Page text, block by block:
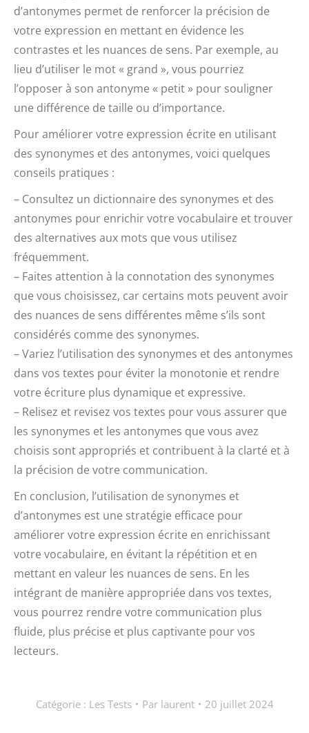
d’antonymes permet de renforcer la précision de
votre expression en mettant en évidence les
contrastes et les nuances de sens. Par exemple, au
lieu d’utiliser le mot « grand », vous pourriez
l’opposer à son antonyme « petit » pour souligner
une différence de taille ou d’importance.
Pour améliorer votre expression écrite en utilisant
des synonymes et des antonymes, voici quelques
conseils pratiques :
– Consultez un dictionnaire des synonymes et des
antonymes pour enrichir votre vocabulaire et trouver
des alternatives aux mots que vous utilisez
fréquemment.
– Faites attention à la connotation des synonymes
que vous choisissez, car certains mots peuvent avoir
des nuances de sens différentes même s’ils sont
considérés comme des synonymes.
– Variez l’utilisation des synonymes et des antonymes
dans vos textes pour éviter la monotonie et rendre
votre écriture plus dynamique et expressive.
– Relisez et revisez vos textes pour vous assurer que
les synonymes et les antonymes que vous avez
choisis sont appropriés et contribuent à la clarté et à
la précision de votre communication.
En conclusion, l’utilisation de synonymes et
d’antonymes est une stratégie efficace pour
améliorer votre expression écrite en enrichissant
votre vocabulaire, en évitant la répétition et en
mettant en valeur les nuances de sens. En les
intégrant de manière appropriée dans vos textes,
vous pourrez rendre votre communication plus
fluide, plus précise et plus captivante pour vos
lecteurs.
Catégorie : Les Tests Par laurent 20 juillet 2024